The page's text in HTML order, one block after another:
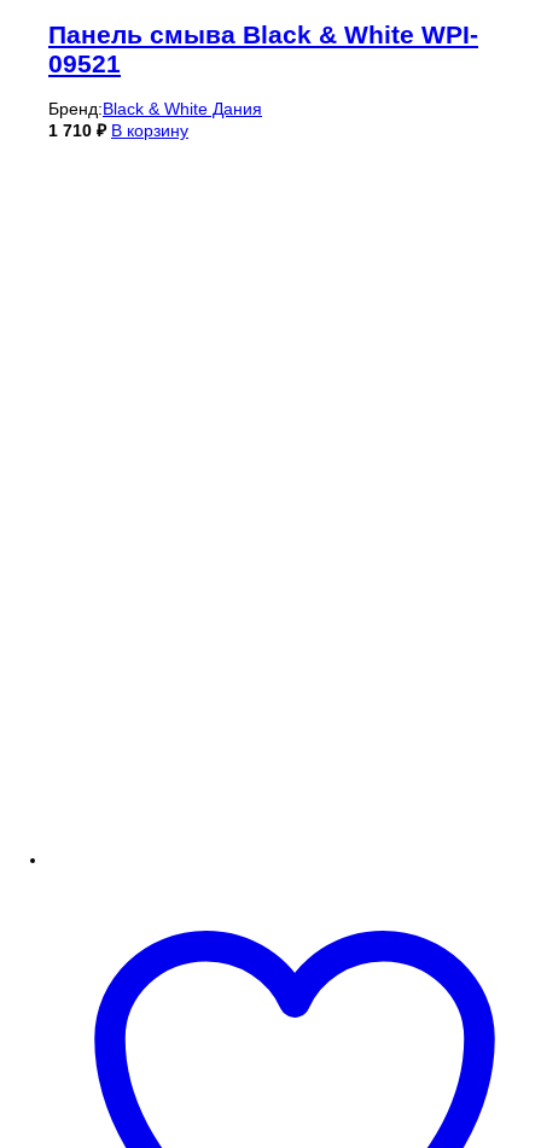
Панель смыва Black & White WPI-
09521
Бренд:Black & White Дания
1 710 ₽ В корзину